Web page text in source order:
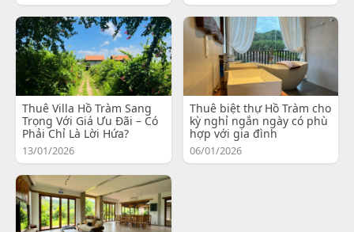
Thuê Villa Hồ Tràm Sang
Trọng Với Giá Ưu Đãi – Có
Phải Chỉ Là Lời Hứa?
13/01/2026
Thuê biệt thự Hồ Tràm cho
kỳ nghỉ ngắn ngày có phù
hợp với gia đình
06/01/2026